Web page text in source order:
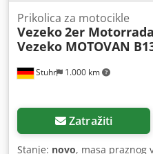
Stuhr 1.000 km
Prikolica za motocikle
Vezeko2er
Vezeko MOTOVAN
Zatražiti
Stanje: novo, masa praznog